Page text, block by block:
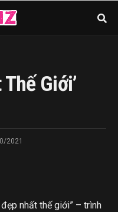
Giới’
2021
nhất thế giới” – trình